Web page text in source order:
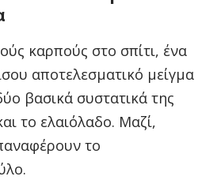
καρπούς στο σπίτι, ένα
αποτελεσματικό μείγμα
βασικά συστατικά της
το ελαιόλαδο. Μαζί,
το